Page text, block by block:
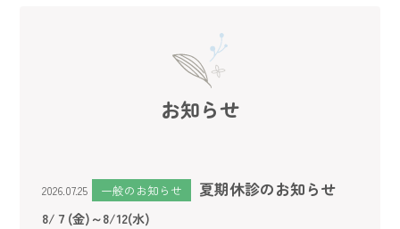
お知らせ
2026.07.25 一般のお知らせ 夏期休診のお知らせ
8/７(金)～8/12(水)